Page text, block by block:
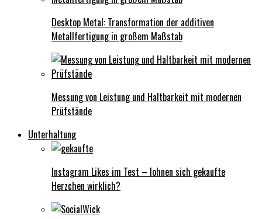
Desktop Metal: Transformation der additiven
Metallfertigung in großem Maßstab
Messung von Leistung und Haltbarkeit mit modernen
Prüfstände
Unterhaltung
Instagram Likes im Test – lohnen sich gekaufte
Herzchen wirklich?